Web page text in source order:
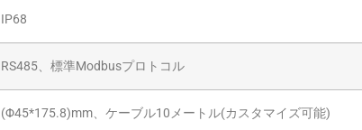
IP68
RS485、標準Modbusプロトコル
(Φ45*175.8)mm、ケーブル10メートル(カスタマイズ可能)